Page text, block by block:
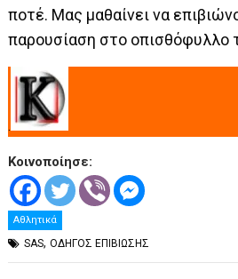
ποτέ. Μας μαθαίνει να
παρουσίαση στο οπισθόφυλλο
.
Κοινοποίησε:
Αθλητικά
SAS,ΟΔΗΓΟΣ ΕΠΙΒΙΩΣΗΣ